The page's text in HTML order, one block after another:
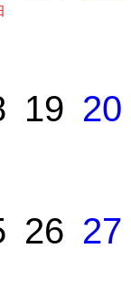
19 20
26 27